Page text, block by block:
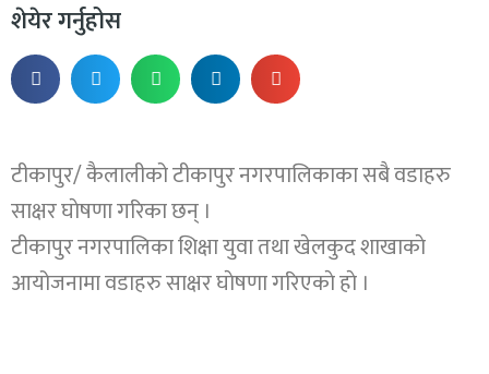
शेयेर गर्नुहोस
टीकापुर/ कैलालीको टीकापुर नगरपालिकाका सबै वडाहरु
साक्षर घाेषणा गरिका छन् ।
टीकापुर नगरपालिका शिक्षा युवा तथा खेलकुद शाखाकाे
आयोजनामा वडाहरु साक्षर घाेषणा गरिएकाे हाे ।